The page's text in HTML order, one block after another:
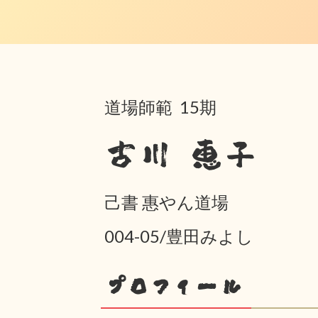
道場師範 15期
古川 恵子
己書 惠やん道場
004-05/豊田みよし
プロフィール